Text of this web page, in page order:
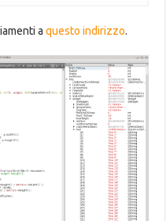
aquesto indirizzo.